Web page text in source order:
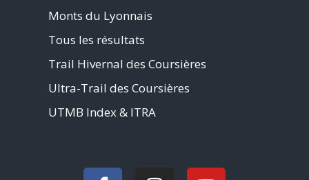
Monts du Lyonnais
Tous les résultats
Trail Hivernal des Coursières
Ultra-Trail des Coursières
UTMB Index & ITRA